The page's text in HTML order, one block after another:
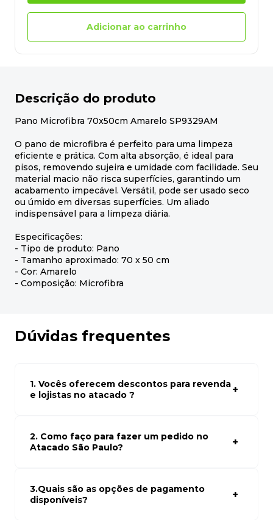
Adicionar ao carrinho
Descrição do produto
Pano Microfibra 70x50cm Amarelo SP9329AM
O pano de microfibra é perfeito para uma limpeza
eficiente e prática. Com alta absorção, é ideal para
pisos, removendo sujeira e umidade com facilidade. Seu
material macio não risca superfícies, garantindo um
acabamento impecável. Versátil, pode ser usado seco
ou úmido em diversas superfícies. Um aliado
indispensável para a limpeza diária.
Especificações:
- Tipo de produto: Pano
- Tamanho aproximado: 70 x 50 cm
- Cor: Amarelo
- Composição: Microfibra
Dúvidas frequentes
1. Vocês oferecem descontos para revenda
e lojistas no atacado ?
atacado empresas e compre com os melhores preços
para seu modelo de negócio
2. Como faço para fazer um pedido no
Atacado São Paulo?
carrinho. Em seguida, siga as instruções para finalizar a
compra. Se precisar de ajuda, nossa equipe de suporte
está à disposição para auxiliá-lo.
3.Quais são as opções de pagamento
disponíveis?